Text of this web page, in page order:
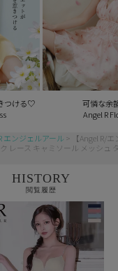
つける♡
可憐な余
Angel R
エンジェルアール
【Angel R/
レース キャミソール メッシュ
HISTORY
閲覧履歴